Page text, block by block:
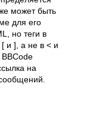
может быть
для его
но теги в
и ], а не в < и
на